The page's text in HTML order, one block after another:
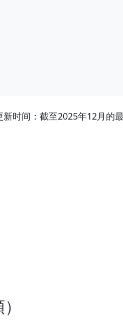
时间：截至2025年12月的